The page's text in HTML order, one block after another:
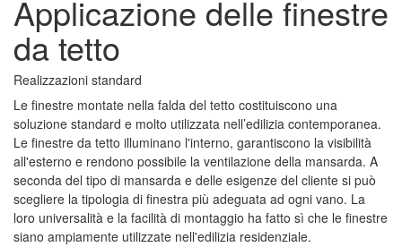
Applicazione delle finestre
da tetto
Realizzazioni standard
Le finestre montate nella falda del tetto costituiscono una
soluzione standard e molto utilizzata nell’edilizia contemporanea.
Le finestre da tetto illuminano l'interno, garantiscono la visibilità
all'esterno e rendono possibile la ventilazione della mansarda. A
seconda del tipo di mansarda e delle esigenze del cliente si può
scegliere la tipologia di finestra più adeguata ad ogni vano. La
loro universalità e la facilità di montaggio ha fatto sì che le finestre
siano ampiamente utilizzate nell'edilizia residenziale.